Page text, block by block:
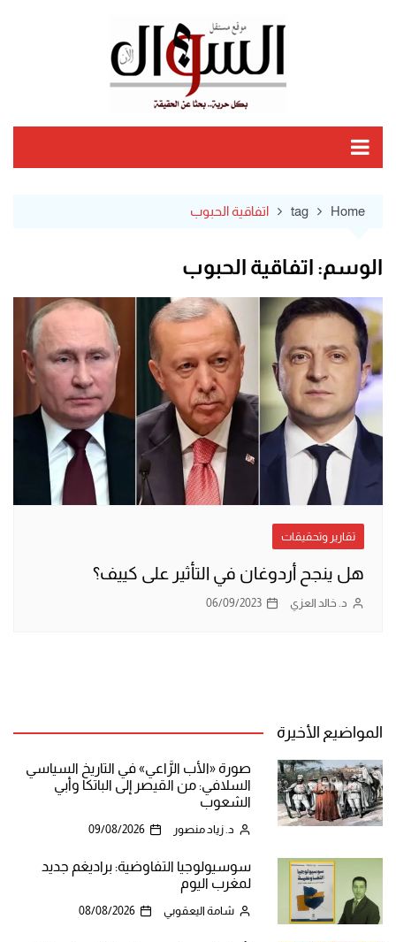
Home
tag اتفاقية الحبوب
الوسم: اتفاقية الحبوب
تقارير وتحقيقات
هل ينجح أردوغان في التأثير على كييف؟
د. خالد العزي 06/09/2023
المواضيع الأخيرة
صورة «الأب الرَّاعي» في التاريخ السياسي
السلافي: من القيصر إلى الباتكا وأبي
الشعوب
د. زياد منصور 09/08/2026
سوسيولوجيا التفاوضية: براديغم جديد
لمغرب اليوم
شامة اليعقوبي 08/08/2026